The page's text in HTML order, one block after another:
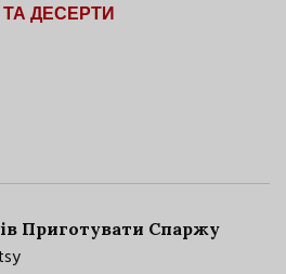
ДЕСЕРТИ
Приготувати Спаржу